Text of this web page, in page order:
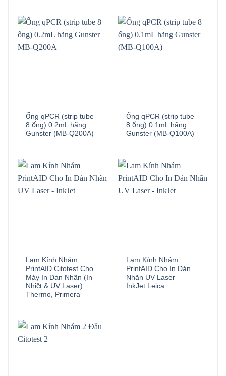
Ống qPCR (strip tube
8 ống) 0.2mL hãng
Gunster (MB-Q200A)
Ống qPCR (strip tube
8 ống) 0.1mL hãng
Gunster (MB-Q100A)
Lam Kính Nhám
PrintAID Citotest Cho
Máy In Dán Nhãn (In
Nhiệt & UV Laser)
Thermo, Primera
Lam Kính Nhám
PrintAID Cho In Dán
Nhãn UV Laser –
InkJet Leica